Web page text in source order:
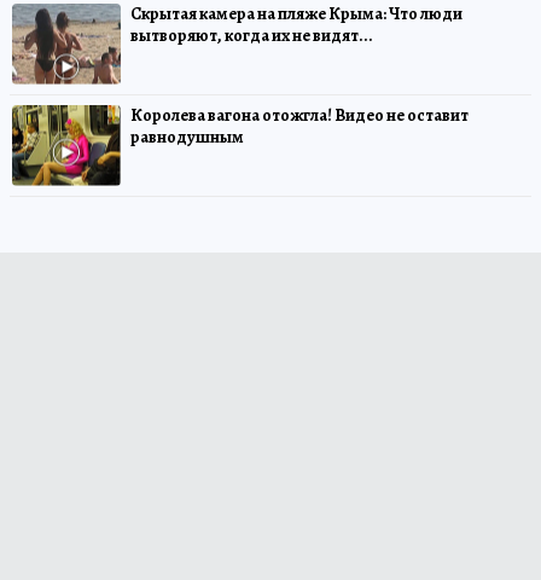
Скрытая камера на пляже Крыма: Что люди
вытворяют, когда их не видят...
Королева вагона отожгла! Видео не оставит
равнодушным